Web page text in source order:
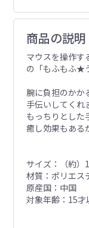
商品の説明
マウスを操作す
の「もふもふ★
腕に負担のかか
手伝いしてくれ
もっちりとした
癒し効果もある
サイズ：（約
材質：ポリエス
原産国：中国
対象年齢：15才